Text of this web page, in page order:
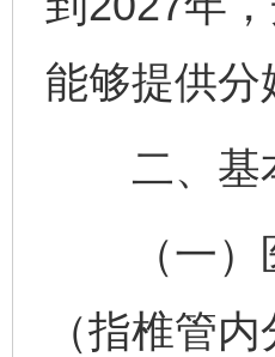
能够提供分
二、基
（一）医
（指椎管